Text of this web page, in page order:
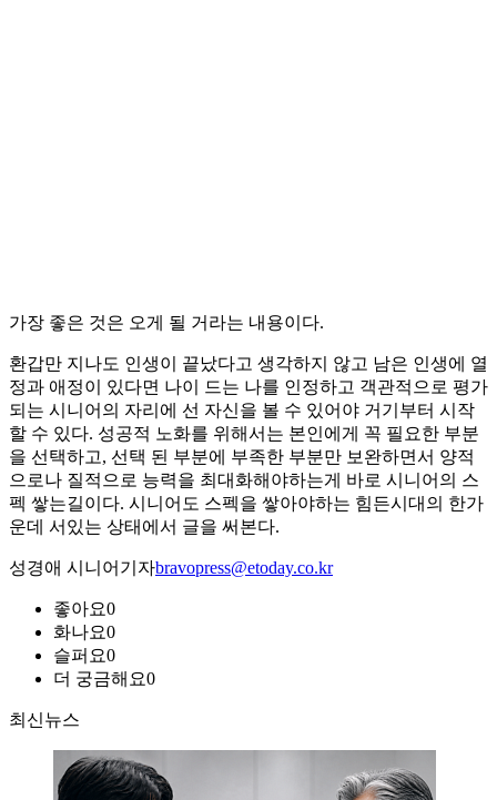
가장 좋은 것은 오게 될 거라는 내용이다.
환갑만 지나도 인생이 끝났다고 생각하지 않고 남은 인생에 열
정과 애정이 있다면 나이 드는 나를 인정하고 객관적으로 평가
되는 시니어의 자리에 선 자신을 볼 수 있어야 거기부터 시작
할 수 있다. 성공적 노화를 위해서는 본인에게 꼭 필요한 부분
을 선택하고, 선택 된 부분에 부족한 부분만 보완하면서 양적
으로나 질적으로 능력을 최대화해야하는게 바로 시니어의 스
펙 쌓는길이다. 시니어도 스펙을 쌓아야하는 힘든시대의 한가
운데 서있는 상태에서 글을 써본다.
성경애 시니어기자bravopress@etoday.co.kr
좋아요0
화나요0
슬퍼요0
더 궁금해요0
최신뉴스